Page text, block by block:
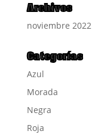
Archivos
noviembre 2022
Categorías
Azul
Morada
Negra
Roja